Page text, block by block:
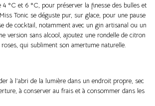
4 °C et 6 °C, pour préserver la finesse des bulles et
Tonic se déguste pur, sur glace, pour une pause
de cocktail, notamment avec un gin artisanal ou un
version sans alcool, ajoutez une rondelle de citron
qui subliment son amertume naturelle.
à l’abri de la lumière dans un endroit propre, sec
à conserver au frais et à consommer dans les